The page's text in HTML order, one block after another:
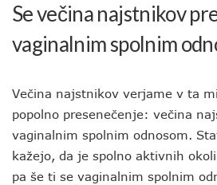
Se večina najstnikov
vaginalnim spolnim
Večina najstnikov verjame v ta
popolno presenečenje: večina
vaginalnim spolnim odnosom.
kažejo, da je spolno aktivnih
pa še ti se vaginalnim spolnim